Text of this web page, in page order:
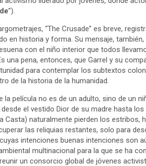
”).
“The Crusade” es breve,
en historia y forma. Su mensaje,
con el niño interior que todos
una pena, entonces, que Garrel y su
para contemplar los subtextos
de la historia de la humanidad.
la película no es de un adulto, sino de un
el vestido Dior de su madre hasta
Casta) naturalmente pierden los
las reliquias restantes, solo para
intenciones buenas intenciones son
multinacional para la que se ha
un consorcio global de jóvenes